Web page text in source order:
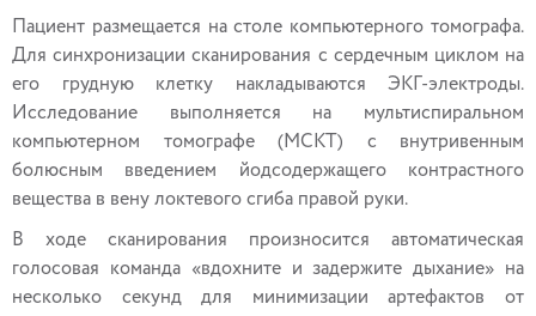
Пациент размещается на столе компьютерного томографа.
Для синхронизации сканирования с сердечным циклом на
его грудную клетку накладываются ЭКГ-электроды.
Исследование выполняется на мультиспиральном
компьютерном томографе (МСКТ) с внутривенным
болюсным введением йодсодержащего контрастного
вещества в вену локтевого сгиба правой руки.
В ходе сканирования произносится автоматическая
голосовая команда «вдохните и задержите дыхание» на
несколько секунд для минимизации артефактов от